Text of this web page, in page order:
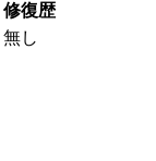
修復歴
無し